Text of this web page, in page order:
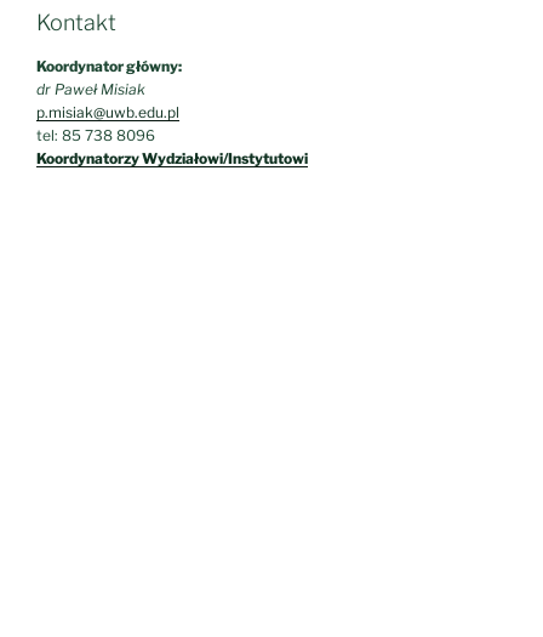
Kontakt
Koordynator główny:
dr Paweł Misiak
p.misiak@uwb.edu.pl
tel: 85 738 8096
Koordynatorzy Wydziałowi/Instytutowi